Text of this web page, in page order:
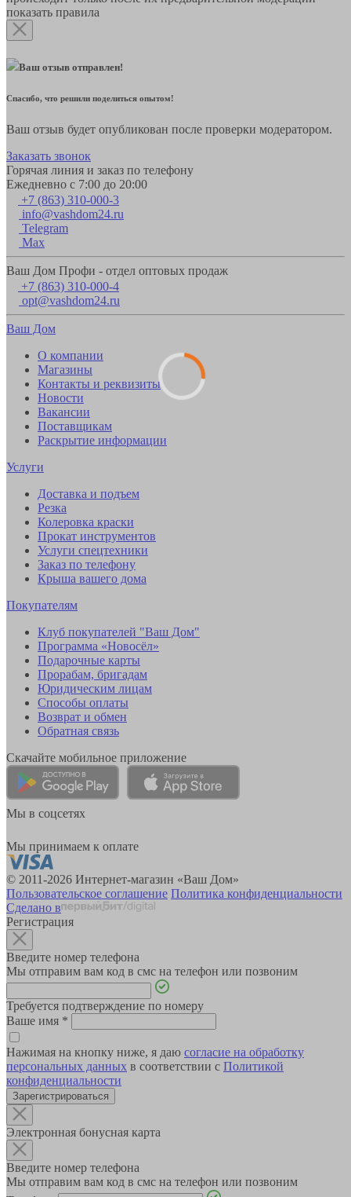
показать правила
Ваш отзыв отправлен!
Спасибо, что решили поделиться опытом!
Ваш отзыв будет опубликован после проверки модератором.
Заказать звонок
Горячая линия и заказ по телефону
Ежедневно с 7:00 до 20:00
+7 (863) 310-000-3
info@vashdom24.ru
Telegram
Max
Ваш Дом Профи - отдел оптовых продаж
+7 (863) 310-000-4
opt@vashdom24.ru
Ваш Дом
О компании
Магазины
Контакты и реквизиты
Новости
Вакансии
Поставщикам
Раскрытие информации
Услуги
Доставка и подъем
Резка
Колеровка краски
Прокат инструментов
Услуги спецтехники
Заказ по телефону
Крыша вашего дома
Покупателям
Клуб покупателей "Ваш Дом"
Программа «Новосёл»
Подарочные карты
Прорабам, бригадам
Юридическим лицам
Способы оплаты
Возврат и обмен
Обратная связь
Скачайте мобильное приложение
Мы в соцсетях
Мы принимаем к оплате
© 2011-2026 Интернет-магазин «Ваш Дом»
Пользовательское соглашение Политика конфиденциальности
Сделано в
Регистрация
Введите номер телефона
Мы отправим вам код в смс на телефон или позвоним
Требуется подтверждение по номеру
Ваше имя *
Нажимая на кнопку ниже, я даю согласие на обработку
персональных данных в соответствии с Политикой
конфиденциальности
Зарегистрироваться
Электронная бонусная карта
Введите номер телефона
Мы отправим вам код в смс на телефон или позвоним